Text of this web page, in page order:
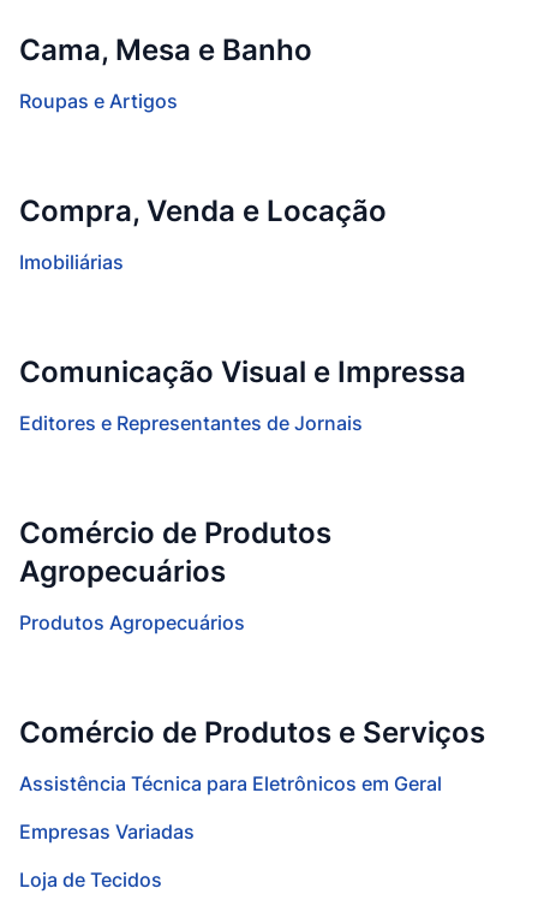
Cama, Mesa e Banho
Roupas e Artigos
Compra, Venda e Locação
Imobiliárias
Comunicação Visual e Impressa
Editores e Representantes de Jornais
Comércio de Produtos
Agropecuários
Produtos Agropecuários
Comércio de Produtos e Serviços
Assistência Técnica para Eletrônicos em Geral
Empresas Variadas
Loja de Tecidos